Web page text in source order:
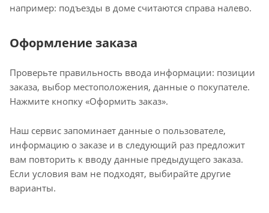
например: подъезды в доме считаются справа налево.
Оформление заказа
Проверьте правильность ввода информации: позиции
заказа, выбор местоположения, данные о покупателе.
Нажмите кнопку «Оформить заказ».
Наш сервис запоминает данные о пользователе,
информацию о заказе и в следующий раз предложит
вам повторить к вводу данные предыдущего заказа.
Если условия вам не подходят, выбирайте другие
варианты.